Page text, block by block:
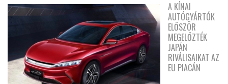
A KÍNAI
AUTÓGYÁRTÓK
ELŐSZÖR
MEGELŐZTÉK
JAPÁN
RIVÁLISAIKAT AZ
EU PIACÁN